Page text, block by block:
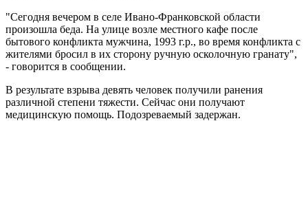
"Сегодня вечером в селе Ивано-Франковской области
произошла беда. На улице возле местного кафе после
бытового конфликта мужчина, 1993 г.р., во время конфликта с
жителями бросил в их сторону ручную осколочную гранату",
- говорится в сообщении.
В результате взрыва девять человек получили ранения
различной степени тяжести. Сейчас они получают
медицинскую помощь. Подозреваемый задержан.